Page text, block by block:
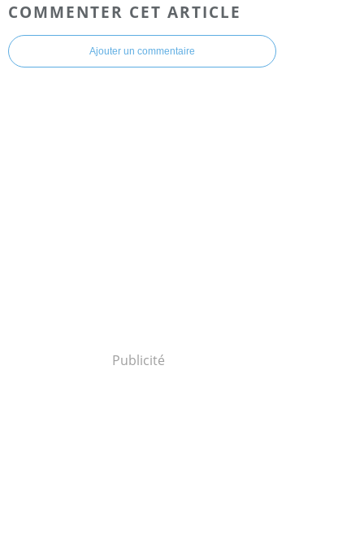
COMMENTER CET ARTICLE
Ajouter un commentaire
Publicité